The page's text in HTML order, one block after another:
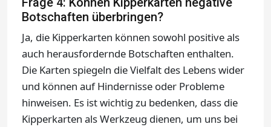
Botschaften überbringen?
Ja, die Kipperkarten können sowohl positive als
auch herausfordernde Botschaften enthalten.
Die Karten spiegeln die Vielfalt des Lebens wider
und können auf Hindernisse oder Probleme
hinweisen. Es ist wichtig zu bedenken, dass die
Kipperkarten als Werkzeug dienen, um uns bei